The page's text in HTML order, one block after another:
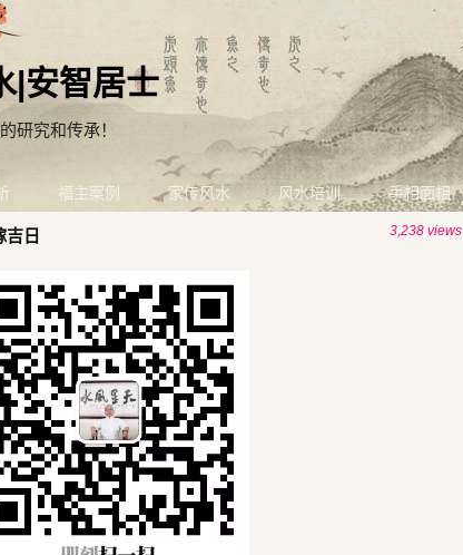
|安智居士
研究和传承！
福主案例 家传风水 风水培训 手相面相
吉日 3,238 views